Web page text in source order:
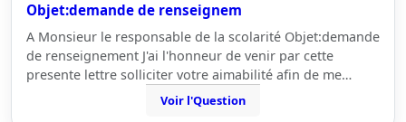
Objet:demande de renseignem
A Monsieur le responsable de la scolarité Objet:demande
de renseignement J'ai l'honneur de venir par cette
presente lettre solliciter votre aimabilité afin de me…
Voir l'Question